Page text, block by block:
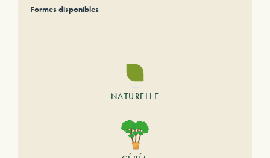
Formes disponibles
NATURELLE